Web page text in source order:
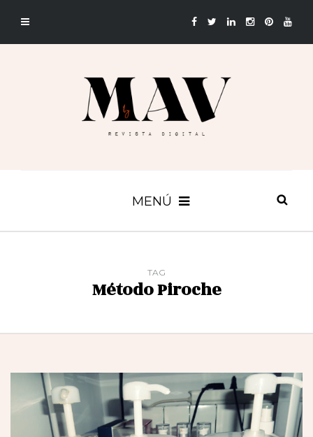
MENÚ
TAG
Método Piroche